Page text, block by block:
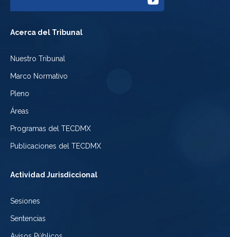
Facebook
Acerca del Tribunal
Nuestro Tribunal
Marco Normativo
Pleno
Áreas
Programas del TECDMX
Publicaciones del TECDMX
Actividad Jurisdiccional
Sesiones
Sentencias